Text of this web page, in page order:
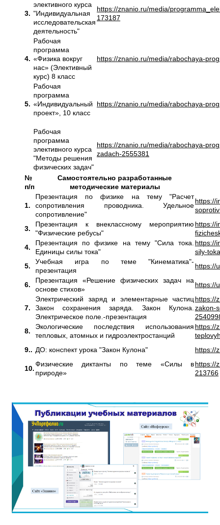
3.
элективного курса
"Индивидуальная
исследовательская
деятельность"
https://znanio.ru/media/
173187
4.
Рабочая
программа
«Физика вокруг
нас» (Элективный
курс) 8 класс
https://znanio.ru/media/rabochaya-
5.
Рабочая
программа
«Индивидуальный
проект», 10 класс
https://znanio.ru/media/rabochaya-
Рабочая
программа
элективного курса
"Методы решения
физических задач"
https://znanio.ru/media/rabochaya-
zadach-2555381
№
п/п
Самостоятельно разработанные
методические материалы
1.
Презентация по физике на тему "Расчет
сопротивления проводника. Удельное
сопротивление"
https://
3.
Презентация к внеклассному мероприятию
"Физические ребусы"
https://
4.
Презентация по физике на тему "Сила тока.
Единицы силы тока"
https://
sily-
5.
Учебная игра по теме "Кинематика"-
презентация
https://
6.
Презентация «Решение физических задач на
основе стихов»
https://
7.
Электрический заряд и элементарные частиц
Закон сохранения заряда. Закон Кулона.
Электрическое поле.-презентация
https://
zakon-
8.
Экологические последствия использования
тепловых, атомных и гидроэлектростанций
https://
9.. ДО: конспект урока "Закон Кулона" https://
10.
Физические диктанты по теме «Силы в
природе»
https://
213766